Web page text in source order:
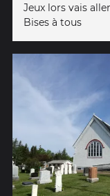
Jeux lors vais
Bises à tous